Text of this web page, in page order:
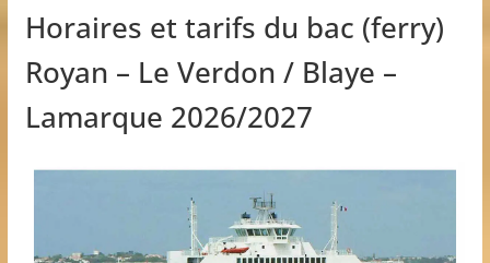
Horaires et tarifs du bac (ferry)
Royan – Le Verdon / Blaye –
Lamarque 2026/2027